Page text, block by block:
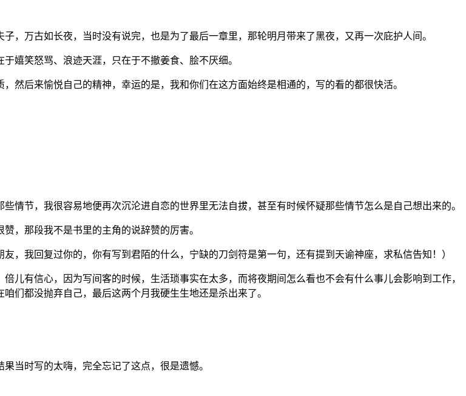
，万古如长夜，当时没有说完，也是为了最后一章里，那轮明月带来了黑夜，又再一次庇护人间。
嬉笑怒骂、浪迹天涯，只在于不撤姜食、脍不厌细。
然后来愉悦自己的精神，幸运的是，我和你们在这方面始终是相通的，写的看的都很快活。
情节，我很容易地便再次沉沦进自恋的世界里无法自拔，甚至有时候怀疑那些情节怎么是自己想出来的。
，那段我不是书里的主角的说辞赞的厉害。
，我回复过你的，你有写到君陌的什么，宁缺的刀剑符是第一句，还有提到天谕神座，求私信告知！）
儿有信心，因为写间客的时候，生活琐事实在太多，而将夜期间怎么看也不会有什么事儿会影响到工作，
们都没抛弃自己，最后这两个月我硬生生地还是杀出来了。
当时写的太嗨，完全忘记了这点，很是遗憾。